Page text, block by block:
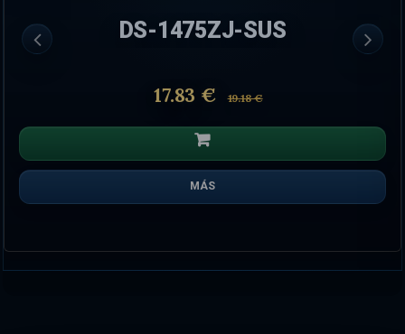
DS-1475ZJ-SUS
17.83 € 19.18 €
MÁS